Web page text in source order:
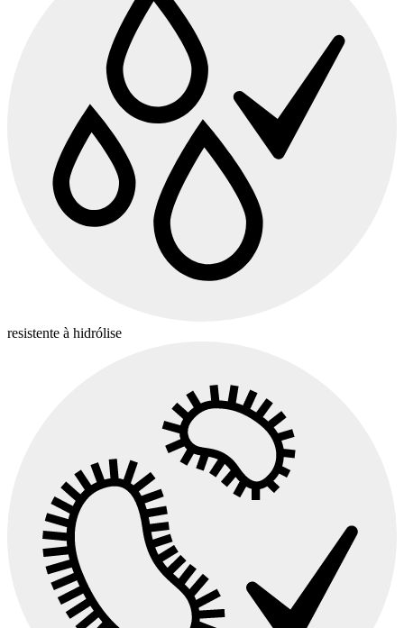
resistente à hidrólise